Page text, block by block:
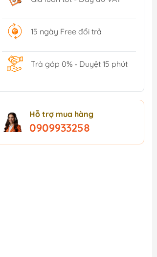
15 ngày Free đổi trả
Trả góp 0% - Duyệt 15 phút
Hỗ trợ mua hàng
0909933258